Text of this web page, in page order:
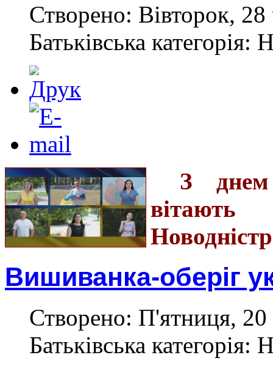
Створено: Вівторок,
Батьківська категорія:
З днем
Вишиванка-оберіг
Створено: П'ятниця,
Батьківська категорія: